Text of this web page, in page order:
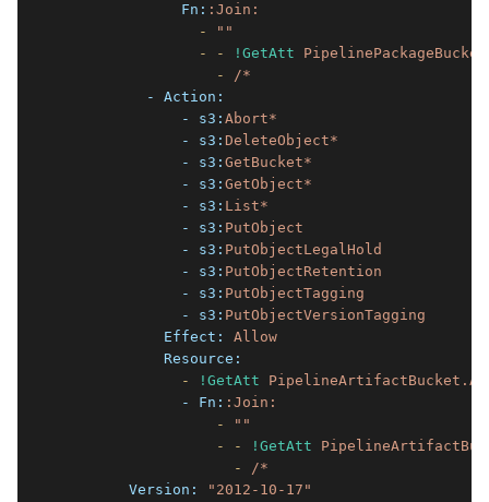
              Fn:
:Join:
                -
""
                -
- !GetAtt
                  -
/*
          - Action:
              - s3:
Abort*
              - s3:
DeleteObject*
              - s3:
GetBucket*
              - s3:
GetObject*
              - s3:
List*
              - s3:
PutObject
              - s3:
PutObjectLegalHold
              - s3:
PutObjectRetention
              - s3:
PutObjectTagging
              - s3:
PutObjectVersionTagging
            Effect:
Allow
            Resource:
              -
!GetAtt
              - Fn:
:Join:
                  -
""
                  -
- !GetAtt
                    -
/*
        Version:
"2012-10-17"